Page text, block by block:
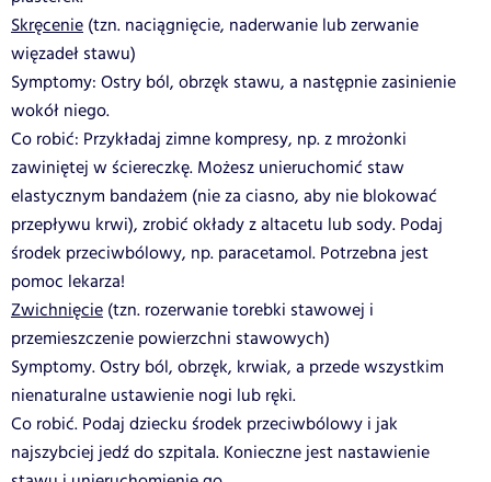
Skręcenie (tzn. naciągnięcie, naderwanie lub zerwanie
więzadeł stawu)
Symptomy: Ostry ból, obrzęk stawu, a następnie zasinienie
wokół niego.
Co robić: Przykładaj zimne kompresy, np. z mrożonki
zawiniętej w ściereczkę. Możesz unieruchomić staw
elastycznym bandażem (nie za ciasno, aby nie blokować
przepływu krwi), zrobić okłady z altacetu lub sody. Podaj
środek przeciwbólowy, np. paracetamol. Potrzebna jest
pomoc lekarza!
Zwichnięcie (tzn. rozerwanie torebki stawowej i
przemieszczenie powierzchni stawowych)
Symptomy. Ostry ból, obrzęk, krwiak, a przede wszystkim
nienaturalne ustawienie nogi lub ręki.
Co robić. Podaj dziecku środek przeciwbólowy i jak
najszybciej jedź do szpitala. Konieczne jest nastawienie